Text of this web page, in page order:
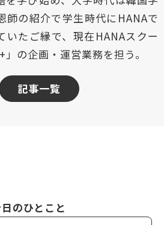
師の紹介で学生時代にHANAで
いたご縁で、現在HANAスクー
の企画・運営業務を担う。
記事一覧
のひとこと